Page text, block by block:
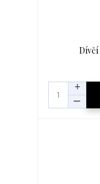
Dívčí